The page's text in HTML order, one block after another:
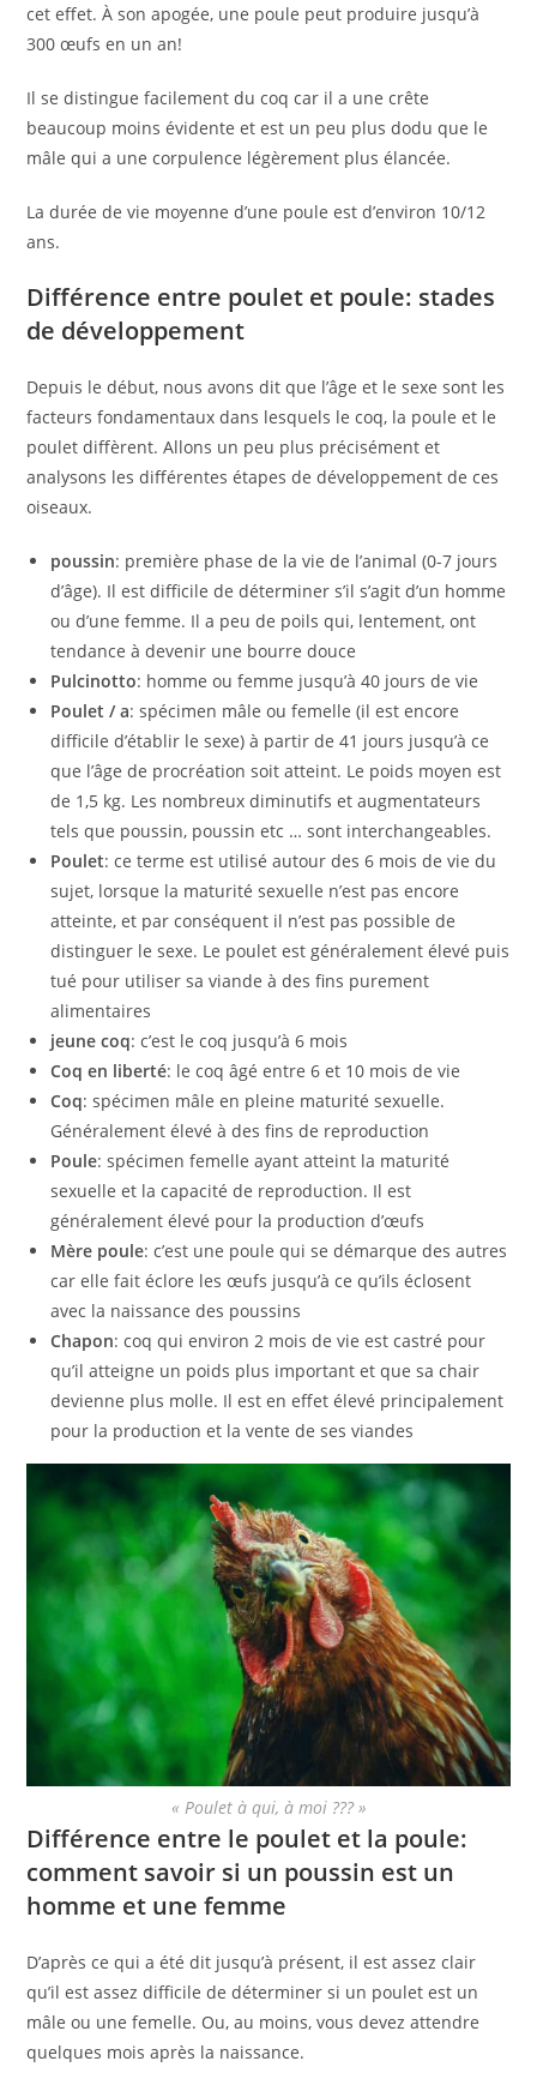
cet effet. À son apogée, une poule peut produire jusqu’à
300 œufs en un an!
Il se distingue facilement du coq car il a une crête
beaucoup moins évidente et est un peu plus dodu que le
mâle qui a une corpulence légèrement plus élancée.
La durée de vie moyenne d’une poule est d’environ 10/12
ans.
Différence entre poulet et poule: stades
de développement
Depuis le début, nous avons dit que l’âge et le sexe sont les
facteurs fondamentaux dans lesquels le coq, la poule et le
poulet diffèrent. Allons un peu plus précisément et
analysons les différentes étapes de développement de ces
oiseaux.
poussin: première phase de la vie de l’animal (0-7 jours
d’âge). Il est difficile de déterminer s’il s’agit d’un homme
ou d’une femme. Il a peu de poils qui, lentement, ont
tendance à devenir une bourre douce
Pulcinotto: homme ou femme jusqu’à 40 jours de vie
Poulet / a: spécimen mâle ou femelle (il est encore
difficile d’établir le sexe) à partir de 41 jours jusqu’à ce
que l’âge de procréation soit atteint. Le poids moyen est
de 1,5 kg. Les nombreux diminutifs et augmentateurs
tels que poussin, poussin etc … sont interchangeables.
Poulet: ce terme est utilisé autour des 6 mois de vie du
sujet, lorsque la maturité sexuelle n’est pas encore
atteinte, et par conséquent il n’est pas possible de
distinguer le sexe. Le poulet est généralement élevé puis
tué pour utiliser sa viande à des fins purement
alimentaires
jeune coq: c’est le coq jusqu’à 6 mois
Coq en liberté: le coq âgé entre 6 et 10 mois de vie
Coq: spécimen mâle en pleine maturité sexuelle.
Généralement élevé à des fins de reproduction
Poule: spécimen femelle ayant atteint la maturité
sexuelle et la capacité de reproduction. Il est
généralement élevé pour la production d’œufs
Mère poule: c’est une poule qui se démarque des autres
car elle fait éclore les œufs jusqu’à ce qu’ils éclosent
avec la naissance des poussins
Chapon: coq qui environ 2 mois de vie est castré pour
qu’il atteigne un poids plus important et que sa chair
devienne plus molle. Il est en effet élevé principalement
pour la production et la vente de ses viandes
« Poulet à qui, à moi ??? »
Différence entre le poulet et la poule:
comment savoir si un poussin est un
homme et une femme
D’après ce qui a été dit jusqu’à présent, il est assez clair
qu’il est assez difficile de déterminer si un poulet est un
mâle ou une femelle. Ou, au moins, vous devez attendre
quelques mois après la naissance.